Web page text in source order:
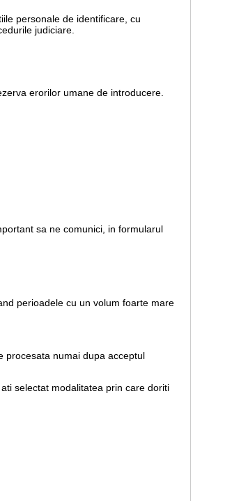
personale de identificare, cu
judiciare.
erorilor umane de introducere.
sa ne comunici, in formularul
perioadele cu un volum foarte mare
procesata numai dupa acceptul
selectat modalitatea prin care doriti